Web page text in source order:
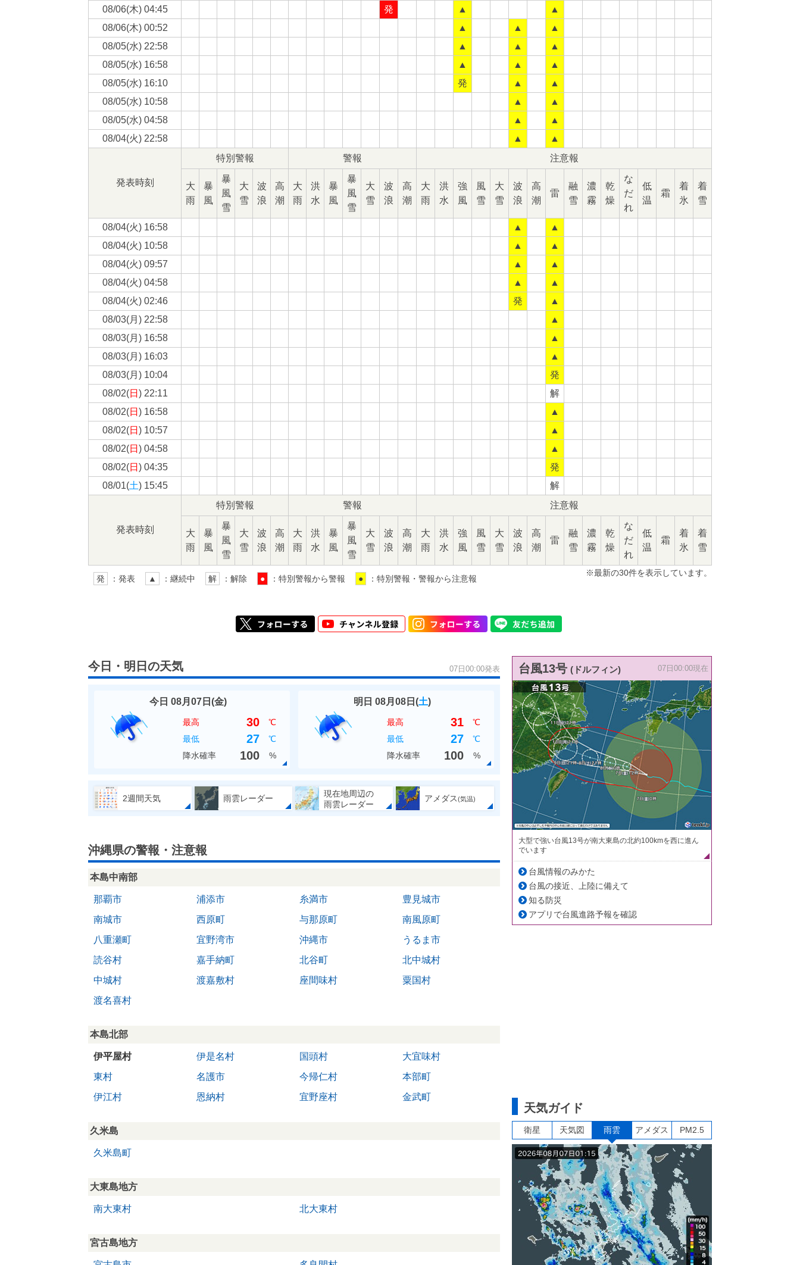
08/06(木) 04:45 発 ▲
▲
08/06(木) 00:52 ▲ ▲
▲
08/05(水) 22:58 ▲ ▲
▲
08/05(水) 16:58 ▲ ▲
▲
08/05(水) 16:10 発 ▲
▲
08/05(水) 10:58 ▲
▲
08/05(水) 04:58 ▲
▲
08/04(火) 22:58 ▲ ▲
発表時刻
特別警報 警報 注意報
大
雨
暴
風
暴
風
雪
大
雪
波
浪
高
潮
大
雨
洪
水
暴
風
暴
風
雪
大
雪
波
浪
高
潮
大
雨
洪
水
強
風
風
雪
大
雪
波
浪
高
潮
雷
融
雪
濃
霧
乾
燥
な
だ
れ
低
温
霜
着
氷
着
雪
08/04(火) 16:58 ▲
▲
08/04(火) 10:58 ▲
▲
08/04(火) 09:57 ▲
▲
08/04(火) 04:58 ▲
▲
08/04(火) 02:46 発
▲
08/03(月 ) 22:58
▲
08/03(月 ) 16:58
▲
08/03(月 ) 16:03
▲
08/03(月 ) 10:04
発
08/02(日 ) 22:11
解
08/02(日 ) 16:58
▲
08/02(日 ) 10:57
▲
08/02(日 ) 04:58
▲
08/02(日 ) 04:35
発
08/01(土) 15:45 解
発表時刻
特別警報 警報 注意報
大
雨
暴
風
暴
風
雪
大
雪
波
浪
高
潮
大
雨
洪
水
暴
風
暴
風
雪
大
雪
波
浪
高
潮
大
雨
洪
水
強
風
風
雪
大
雪
波
浪
高
潮
雷
融
雪
濃
霧
乾
燥
な
だ
れ
低
温
霜
着
氷
着
雪
※最新の30件を表示しています。
発 ：発表 ▲ ：継続中 解 ：解除 ● ：特別警報から警報 ● ：特別警報・警報から注意報
今日・明日の天気 07日00:00発表
今日 08月07日(金)
最高 30
℃
最低
27
℃
降水確率
100 %
明日 08月08日(土)
最高 31
℃
最低
27
℃
降水確率
100 %
2週間天気 雨雲レーダー
現在地周辺の
雨雲レーダー
アメダス(気温)
沖縄県の警報・注意報
本島中南部
那覇市 浦添市 糸満市
豊見城市
南城市
西原町 与那原町
南風原町
八重瀬町
宜野湾市 沖縄市
うるま市
読谷村
嘉手納町 北谷町
北中城村
中城村
渡嘉敷村 座間味村
粟国村
渡名喜村
本島北部
伊平屋村 伊是名村 国頭村
大宜味村
東村
名護市 今帰仁村
本部町
伊江村
恩納村 宜野座村 金武町
久米島
久米島町
大東島地方
南大東村 北大東村
宮古島地方
台風13号 (ドルフィン) 07日00:00現在
大型で強い台風13号が南大東島の北約100kmを西に進ん
でいます
台風情報のみかた
台風の接近、上陸に備えて
知る防災
アプリで台風進路予報を確認
天気ガイド
衛星 天気図 雨雲 アメダス PM2.5